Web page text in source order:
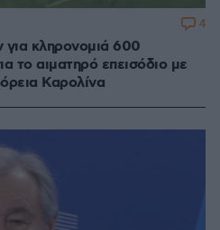
κληρονομιά 600
το αιματηρό επεισόδιο με
Καρολίνα
4